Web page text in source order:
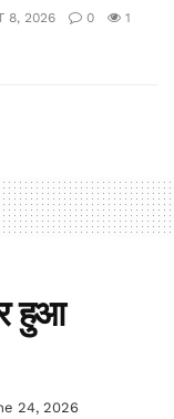
8, 2026 0 1
हुआ
24, 2026